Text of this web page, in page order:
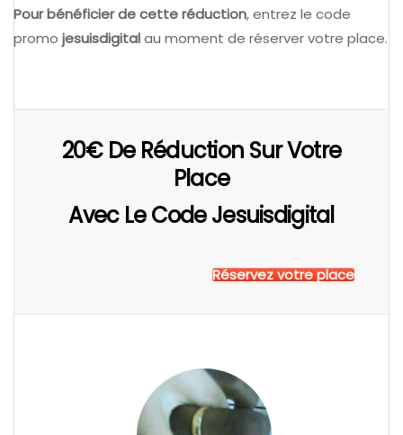
Pour bénéficier de cette réduction, entrez le code
promo jesuisdigitalau moment de réserver votre place.
20€ De Réduction Sur Votre
Place
Avec Le Code Jesuisdigital
Réservez votre place